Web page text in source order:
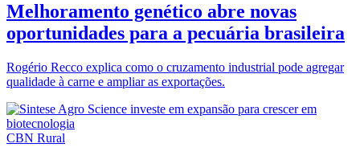
Melhoramento genético abre novas
oportunidades para a pecuária brasileira
Rogério Recco explica como o cruzamento industrial pode agregar
qualidade à carne e ampliar as exportações.
CBN Rural